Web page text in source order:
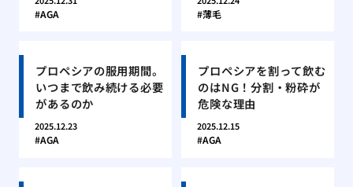
AGA 薄毛
プロペシアの服用期間。
いつまで飲み続ける必要
があるのか
2025.12.23
AGA
プロペシアを割って飲む
のはNG！分割・粉砕が
危険な理由
2025.12.15
AGA